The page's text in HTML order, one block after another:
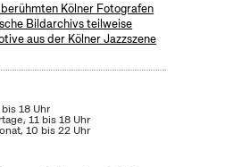
Kölner Fotografen
Bildarchivs teilweise
aus der Kölner Jazzszene
18 Uhr
11 bis 18 Uhr
10 bis 22 Uhr